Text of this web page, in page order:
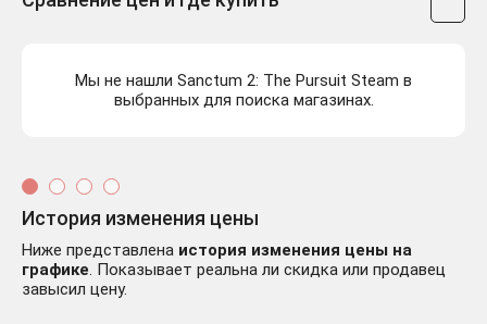
Мы не нашли Sanctum 2: The Pursuit Steam в
выбранных для поиска магазинах.
История изменения цены
Ниже представлена история изменения цены на
графике. Показывает реальна ли скидка или продавец
завысил цену.